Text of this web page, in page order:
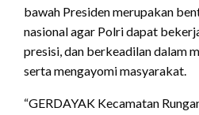
bawah Presiden merupakan
nasional agar Polri dapat
presisi, dan berkeadilan dalam
serta mengayomi masyarakat.
“GERDAYAK Kecamatan